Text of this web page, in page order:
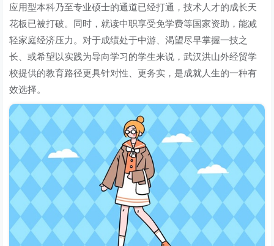
应用型本科乃至专业硕士的通道已经打通，技术人才的成长天
花板已被打破。同时，就读中职享受免学费等国家资助，能减
轻家庭经济压力。对于成绩处于中游、渴望尽早掌握一技之
长、或希望以实践为导向学习的学生来说，武汉洪山外经贸学
校提供的教育路径更具针对性、更务实，是成就人生的一种有
效选择。